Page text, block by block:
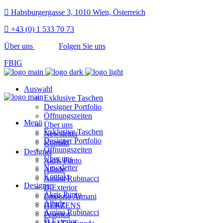
Habsburgergasse 3, 1010 Wien, Österreich
+43 (0) 1 533 70 73
Über uns
Folgen Sie uns
FBIG
Auswahl
Exklusive Taschen
Designer Portfolio
Öffnungszeiten
Über uns
Newsletter
Kontakt
Designer
Akris Punto
Allude
Amina Rubinacci
D.Exterior
Emporio Armani
HERZENS
Peserico
Menü
Exklusive Taschen
Designer Portfolio
Öffnungszeiten
Über uns
Newsletter
Kontakt
Designer
Akris Punto
Allude
Amina Rubinacci
D.Exterior